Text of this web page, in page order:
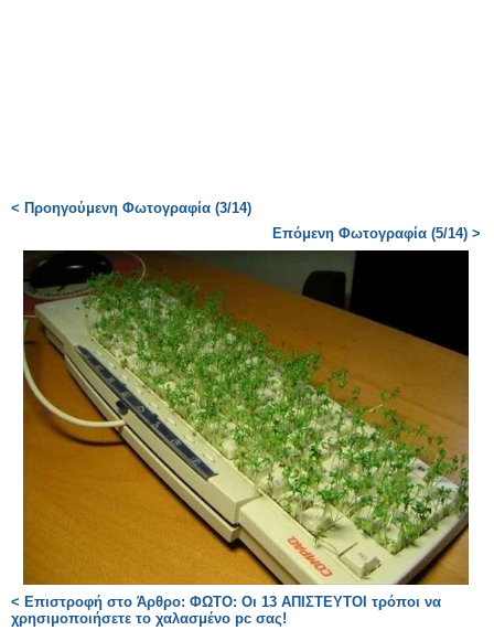
< Προηγούμενη Φωτογραφία (3/14)
Επόμενη Φωτογραφία (5/14) >
< Επιστροφή στο Άρθρο: ΦΩΤΟ: Οι 13 ΑΠΙΣΤΕΥΤΟΙ τρόποι να
χρησιμοποιήσετε το χαλασμένο pc σας!